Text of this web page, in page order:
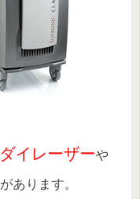
ダイレーザーや
があります。